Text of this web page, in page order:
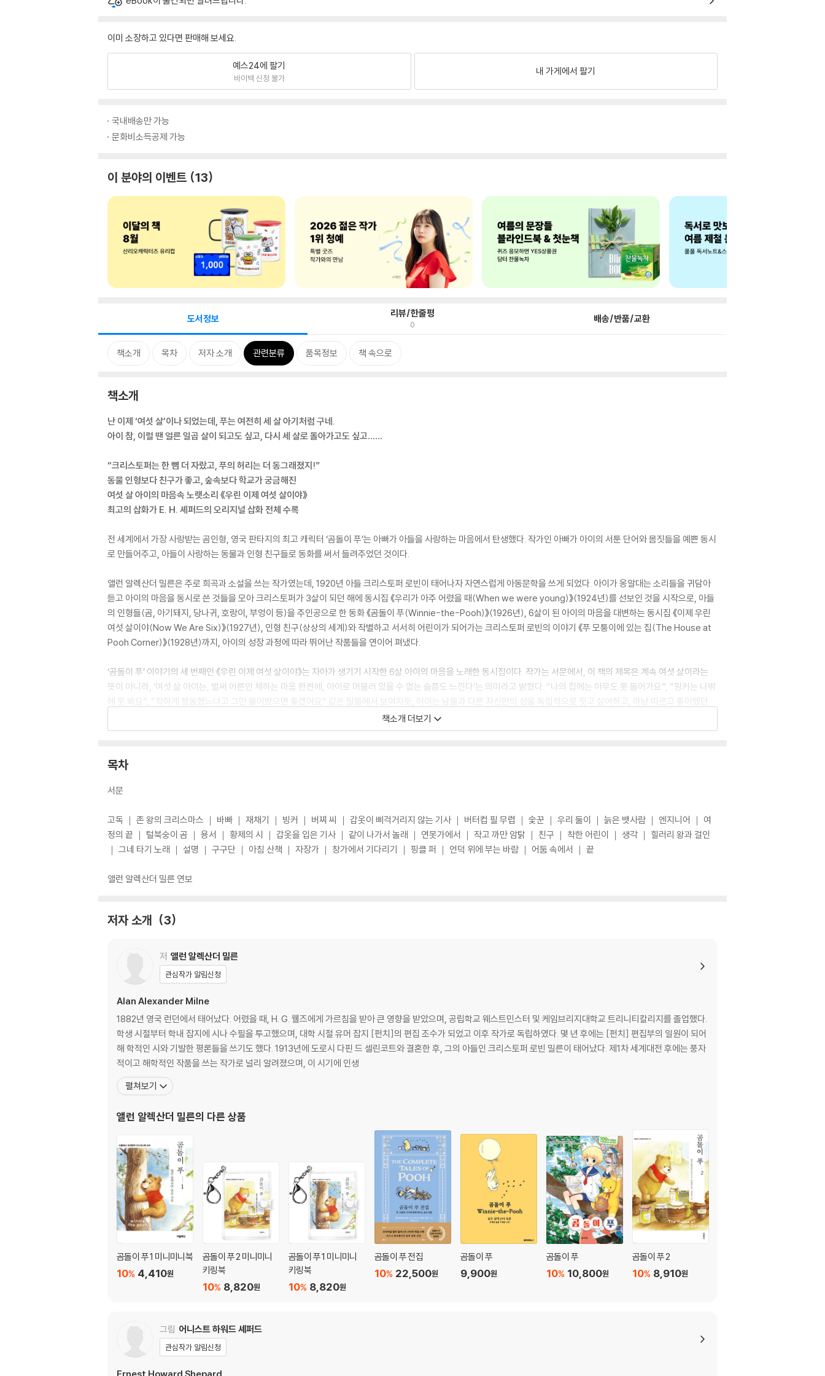
이미 소장하고 있다면 판매해 보세요.
예스24에 팔기
바이백 신청 불가
내 가게에서 팔기
국내배송만 가능
문화비소득공제 가능
이 분야의 이벤트 13
도서정보 리뷰/한줄평
0 배송/반품/교환
책소개 목차 저자 소개 관련분류 품목정보 책 속으로
책소개
난 이제 ‘여섯 살’이나 되었는데, 푸는 여전히 세 살 아기처럼 구네.
아이 참, 이럴 땐 얼른 일곱 살이 되고도 싶고, 다시 세 살로 돌아가고도 싶고……
“크리스토퍼는 한 뼘 더 자랐고, 푸의 허리는 더 동그래졌지!”
동물 인형보다 친구가 좋고, 숲속보다 학교가 궁금해진
여섯 살 아이의 마음속 노랫소리 《우린 이제 여섯 살이야》
최고의 삽화가 E. H. 셰퍼드의 오리지널 삽화 전체 수록
전 세계에서 가장 사랑받는 곰인형, 영국 판타지의 최고 캐릭터 ‘곰돌이 푸’는 아빠가 아들을 사랑하는 마음에서 탄생했다. 작가인 아빠가 아이의 서툰 단어와 몸짓들을 예쁜 동시
로 만들어주고, 아들이 사랑하는 동물과 인형 친구들로 동화를 써서 들려주었던 것이다.
앨런 알렉산더 밀른은 주로 희곡과 소설을 쓰는 작가였는데, 1920년 아들 크리스토퍼 로빈이 태어나자 자연스럽게 아동문학을 쓰게 되었다. 아이가 옹알대는 소리들을 귀담아
듣고 아이의 마음을 동시로 쓴 것들을 모아 크리스토퍼가 3살이 되던 해에 동시집 《우리가 아주 어렸을 때(When we were young)》(1924년)를 선보인 것을 시작으로, 아들
의 인형들(곰, 아기돼지, 당나귀, 호랑이, 부엉이 등)을 주인공으로 한 동화 《곰돌이 푸(Winnie-the-Pooh)》(1926년), 6살이 된 아이의 마음을 대변하는 동시집 《이제 우린
여섯 살이야(Now We Are Six)》(1927년), 인형 친구(상상의 세계)와 작별하고 서서히 어린이가 되어가는 크리스토퍼 로빈의 이야기 《푸 모퉁이에 있는 집(The House at
Pooh Corner)》(1928년)까지, 아이의 성장 과정에 따라 뛰어난 작품들을 연이어 펴냈다.
‘곰돌이 푸’ 이야기의 세 번째인 《우린 이제 여섯 살이야》는 자아가 생기기 시작한 6살 아이의 마음을 노래한 동시집이다. 작가는 서문에서, 이 책의 제목은 계속 여섯 살이라는
뜻이 아니라, ‘여섯 살 아이는, 벌써 어른인 체하는 마음 한켠에, 아이로 머물러 있을 수 없는 슬픔도 느낀다’는 의미라고 밝혔다. “나의 집에는 아무도 못 들어가요”, “핑커는 나밖
에 못 봐요”, “착하게 행동했느냐고 그만 물어봤으면 좋겠어요” 같은 말들에서 보여지듯, 아이는 남들과 다른 자신만의 성을 독립적으로 짓고 싶어하고, 마냥 따르고 좋아했던
일들에 ‘어떻게 행동하고 어떤 감정을 느껴야 할지’ 고민한다. 어린 시절과 담담하게 이별하는 과정이 엿보이기에 전작인 《우리가 아주 어렸을 때》보다는 차분하지만, 예쁜 상상
력과 경쾌한 말맛은 여전해서 소리내 읽으며 감상하기에 더없이 좋은 동시집이다.
책소개 더보기
목차
서문
고독 ｜ 존 왕의 크리스마스 ｜ 바빠 ｜ 재채기 ｜ 빙커 ｜ 버찌 씨 ｜ 갑옷이 삐걱거리지 않는 기사 ｜ 버터컵 필 무렵 ｜ 숯꾼 ｜ 우리 둘이 ｜ 늙은 뱃사람 ｜ 엔지니어 ｜ 여
정의 끝 ｜ 털북숭이 곰 ｜ 용서 ｜ 황제의 시 ｜ 갑옷을 입은 기사 ｜ 같이 나가서 놀래 ｜ 연못가에서 ｜ 작고 까만 암탉 ｜ 친구 ｜ 착한 어린이 ｜ 생각 ｜ 힐러리 왕과 걸인
｜ 그네 타기 노래 ｜ 설명 ｜ 구구단 ｜ 아침 산책 ｜ 자장가 ｜ 창가에서 기다리기 ｜ 핑클 퍼 ｜ 언덕 위에 부는 바람 ｜ 어둠 속에서 ｜ 끝
앨런 알렉산더 밀른 연보
저자 소개 3
저 앨런 알렉산더 밀른
관심작가 알림신청
Alan Alexander Milne
1882년 영국 런던에서 태어났다. 어렸을 때, H. G. 웰즈에게 가르침을 받아 큰 영향을 받았으며, 공립학교 웨스트민스터 및 케임브리지대학교 트리니티칼리지를 졸업했다.
학생 시절부터 학내 잡지에 시나 수필을 투고했으며, 대학 시절 유머 잡지 [펀치]의 편집 조수가 되었고 이후 작가로 독립하였다. 몇 년 후에는 [펀치] 편집부의 일원이 되어
해 학적인 시와 기발한 평론들을 쓰기도 했다. 1913년에 도로시 다핀 드 셀린코트와 결혼한 후, 그의 아들인 크리스토퍼 로빈 밀른이 태어났다. 제1차 세계대전 후에는 풍자
적이고 해학적인 작품을 쓰는 작가로 널리 알려졌으며, 이 시기에 인생
펼쳐보기
앨런 알렉산더 밀른의 다른 상품
곰돌이 푸 1 미니미니북
4,410원
10%
곰돌이 푸 2 미니미니
키링북
8,820원
10%
곰돌이 푸 1 미니미니
키링북
8,820원
10%
곰돌이 푸 전집
22,500원
10%
곰돌이 푸
9,900원
곰돌이 푸
10,800원
10%
곰돌이 푸 2
8,910원
10%
그림 어니스트 하워드 셰퍼드
관심작가 알림신청